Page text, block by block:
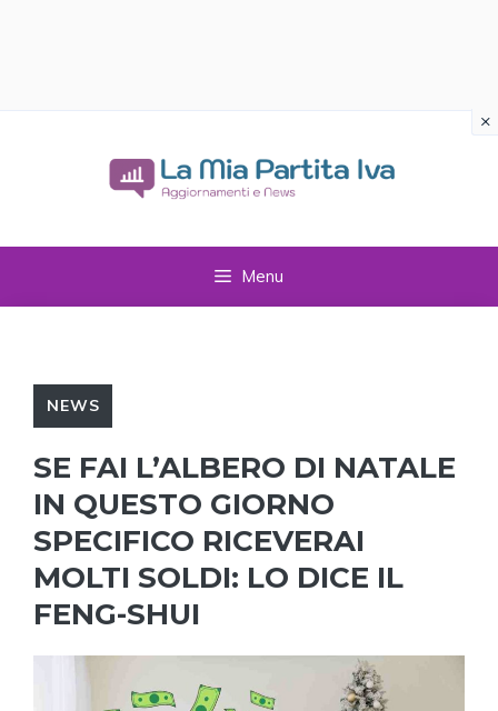
Menu
NEWS
SE FAI L’ALBERO DI NATALE
IN QUESTO GIORNO
SPECIFICO RICEVERAI
MOLTI SOLDI: LO DICE IL
FENG-SHUI
×